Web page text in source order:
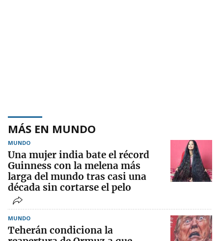
MÁS EN MUNDO
MUNDO
Una mujer india bate el récord
Guinness con la melena más
larga del mundo tras casi una
década sin cortarse el pelo
MUNDO
Teherán condiciona la